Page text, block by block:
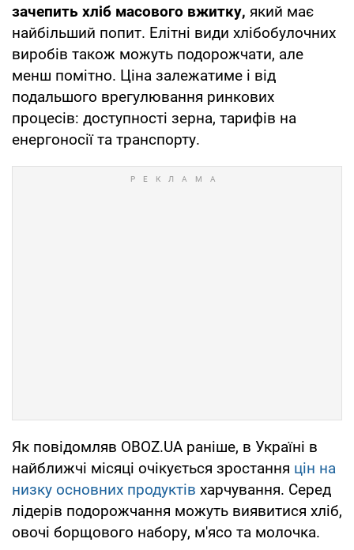
зачепить хліб масового вжитку, який має
найбільший попит. Елітні види хлібобулочних
виробів також можуть подорожчати, але
менш помітно. Ціна залежатиме і від
подальшого врегулювання ринкових
процесів: доступності зерна, тарифів на
енергоносії та транспорту.
Як повідомляв OBOZ.UA раніше, в Україні в
найближчі місяці очікується зростання цін на
низку основних продуктів харчування. Серед
лідерів подорожчання можуть виявитися хліб,
овочі борщового набору, м'ясо та молочка.